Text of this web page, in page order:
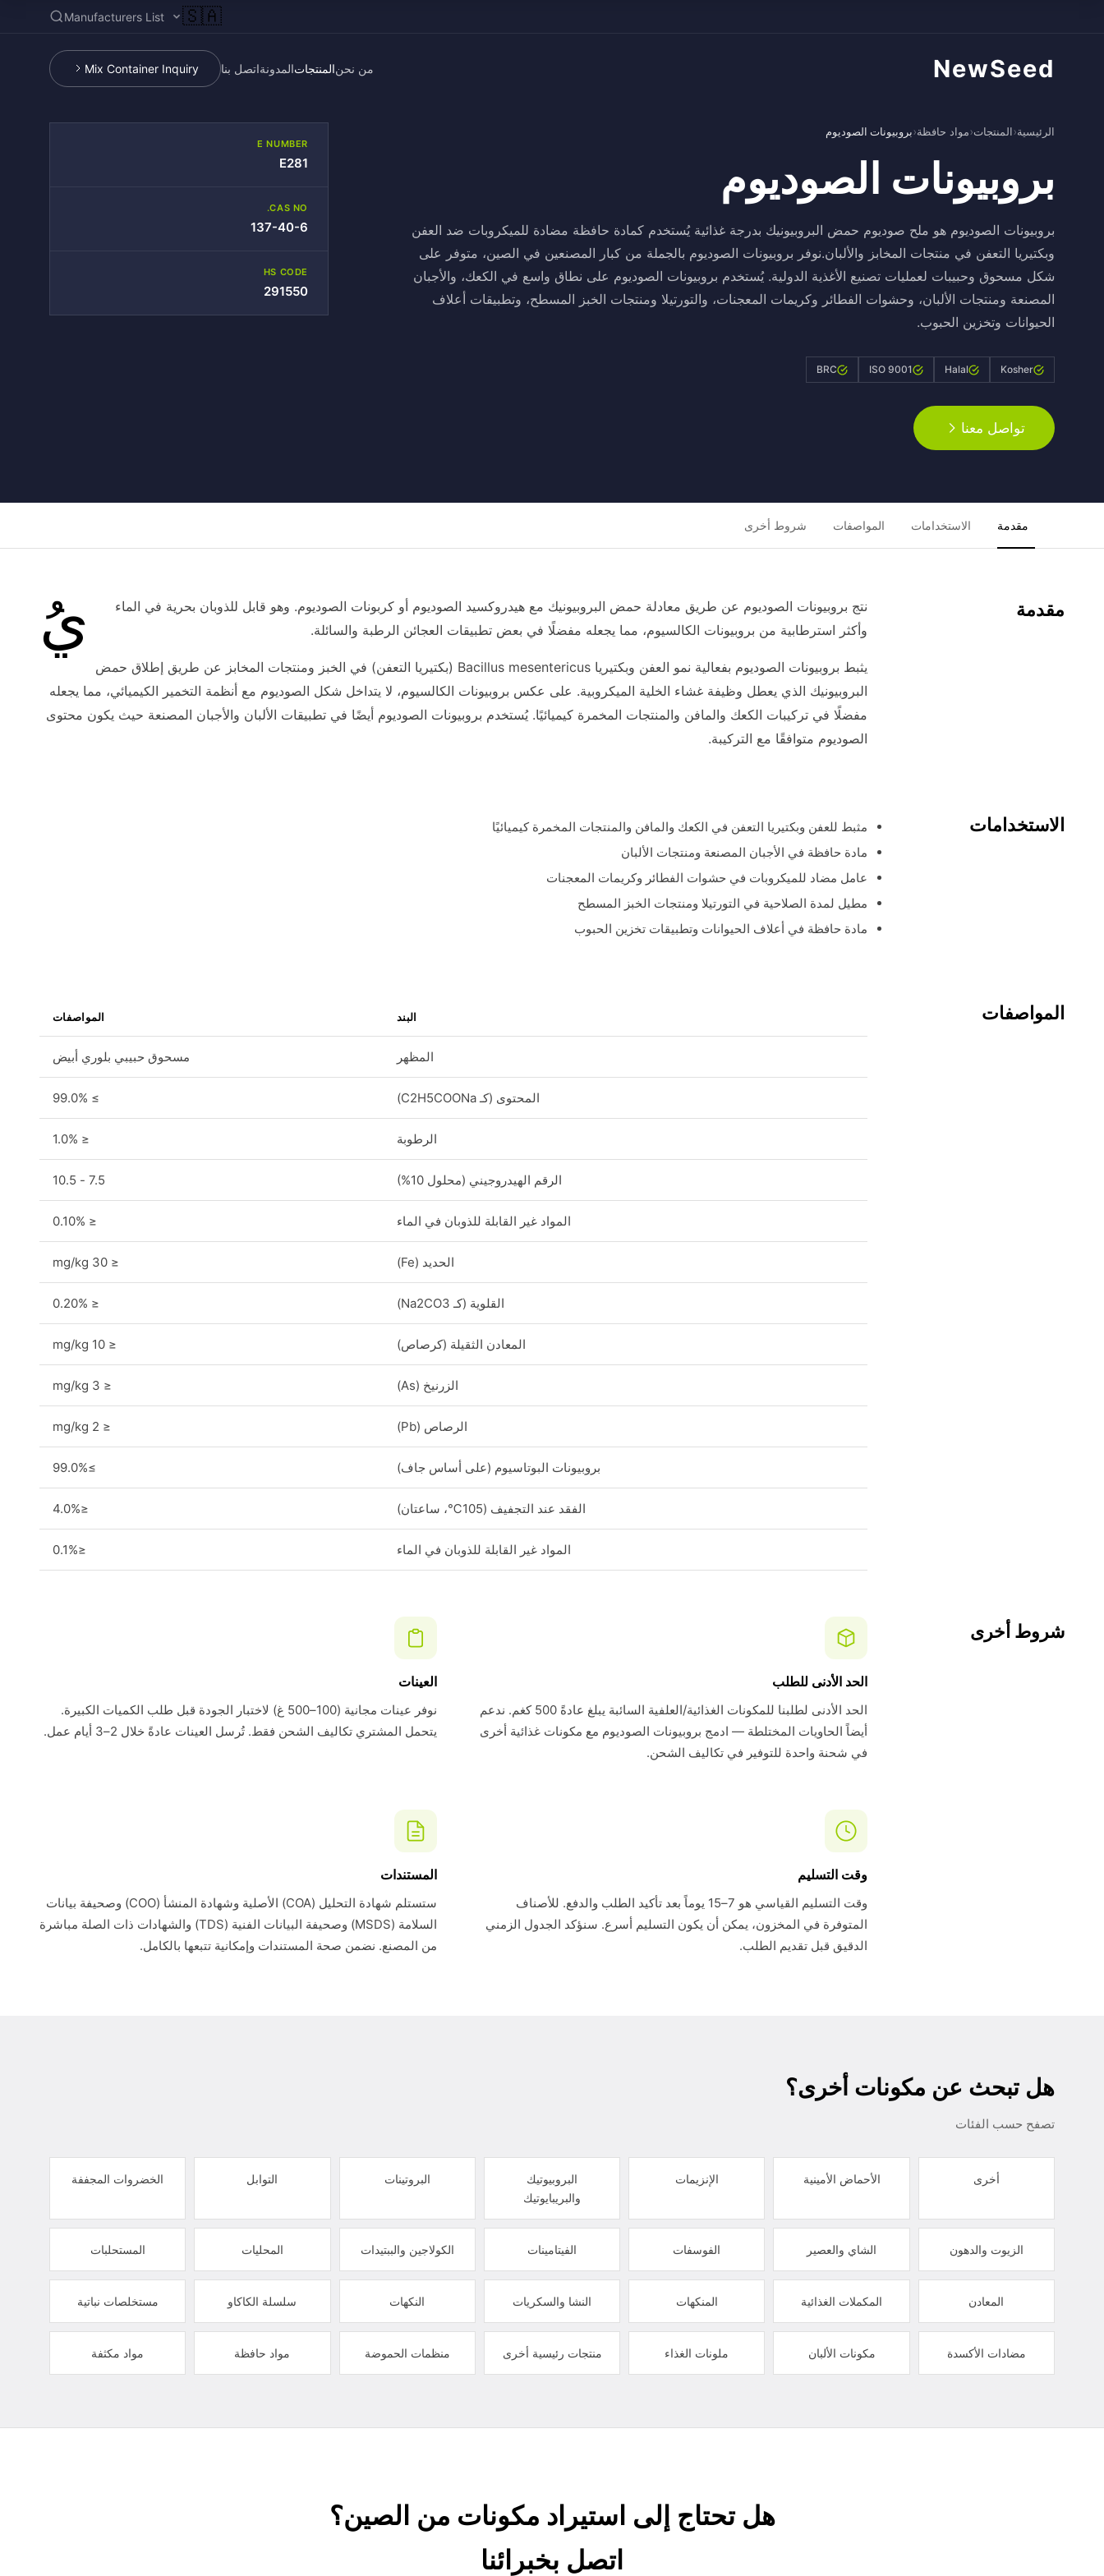
🇸🇦
Manufacturers List
NewSeed من نحنالمنتجاتالمدونةاتصل بنا Mix Container Inquiry
الرئيسية›المنتجات›مواد حافظة›بروبيونات الصوديوم
بروبيونات الصوديوم
بروبيونات الصوديوم هو ملح صوديوم حمض البروبيونيك بدرجة غذائية يُستخدم كمادة حافظة مضادة للميكروبات ضد العفن
وبكتيريا التعفن في منتجات المخابز والألبان.نوفر بروبيونات الصوديوم بالجملة من كبار المصنعين في الصين، متوفر على
شكل مسحوق وحبيبات لعمليات تصنيع الأغذية الدولية. يُستخدم بروبيونات الصوديوم على نطاق واسع في الكعك، والأجبان
المصنعة ومنتجات الألبان، وحشوات الفطائر وكريمات المعجنات، والتورتيلا ومنتجات الخبز المسطح، وتطبيقات أعلاف
الحيوانات وتخزين الحبوب.
Kosher
Halal
ISO 9001
BRC
تواصل معنا
E NUMBER
E281
CAS NO.
137-40-6
HS CODE
291550
مقدمة الاستخدامات المواصفات شروط أخرى
مقدمة يُ
نتج بروبيونات الصوديوم عن طريق معادلة حمض البروبيونيك مع هيدروكسيد الصوديوم أو كربونات الصوديوم. وهو قابل للذوبان بحرية في الماء
وأكثر استرطابية من بروبيونات الكالسيوم، مما يجعله مفضلًا في بعض تطبيقات العجائن الرطبة والسائلة.
يثبط بروبيونات الصوديوم بفعالية نمو العفن وبكتيريا Bacillus mesentericus (بكتيريا التعفن) في الخبز ومنتجات المخابز عن طريق إطلاق حمض
البروبيونيك الذي يعطل وظيفة غشاء الخلية الميكروبية. على عكس بروبيونات الكالسيوم، لا يتداخل شكل الصوديوم مع أنظمة التخمير الكيميائي، مما يجعله
مفضلًا في تركيبات الكعك والمافن والمنتجات المخمرة كيميائيًا. يُستخدم بروبيونات الصوديوم أيضًا في تطبيقات الألبان والأجبان المصنعة حيث يكون محتوى
الصوديوم متوافقًا مع التركيبة.
الاستخدامات
مثبط للعفن وبكتيريا التعفن في الكعك والمافن والمنتجات المخمرة كيميائيًا
مادة حافظة في الأجبان المصنعة ومنتجات الألبان
عامل مضاد للميكروبات في حشوات الفطائر وكريمات المعجنات
مطيل لمدة الصلاحية في التورتيلا ومنتجات الخبز المسطح
مادة حافظة في أعلاف الحيوانات وتطبيقات تخزين الحبوب
المواصفات البند المواصفات
المظهر مسحوق حبيبي بلوري أبيض
المحتوى (كـ C2H5COONa) ≥ 99.0%
الرطوبة ≤ 1.0%
الرقم الهيدروجيني (محلول 10%) 7.5 - 10.5
المواد غير القابلة للذوبان في الماء ≤ 0.10%
الحديد (Fe) ≤ 30 mg/kg
القلوية (كـ Na2CO3) ≤ 0.20%
المعادن الثقيلة (كرصاص) ≤ 10 mg/kg
الزرنيخ (As) ≤ 3 mg/kg
الرصاص (Pb) ≤ 2 mg/kg
بروبيونات البوتاسيوم (على أساس جاف) ≥99.0%
الفقد عند التجفيف (105℃، ساعتان) ≤4.0%
المواد غير القابلة للذوبان في الماء ≤0.1%
شروط أخرى
الحد الأدنى للطلب
الحد الأدنى لطلبنا للمكونات الغذائية/العلفية السائبة يبلغ عادةً 500 كغم. ندعم
أيضاً الحاويات المختلطة — ادمج بروبيونات الصوديوم مع مكونات غذائية أخرى
في شحنة واحدة للتوفير في تكاليف الشحن.
العينات
نوفر عينات مجانية (100–500 غ) لاختبار الجودة قبل طلب الكميات الكبيرة.
يتحمل المشتري تكاليف الشحن فقط. تُرسل العينات عادةً خلال 2–3 أيام عمل.
وقت التسليم
وقت التسليم القياسي هو 7–15 يوماً بعد تأكيد الطلب والدفع. للأصناف
المتوفرة في المخزون، يمكن أن يكون التسليم أسرع. سنؤكد الجدول الزمني
الدقيق قبل تقديم الطلب.
المستندات
ستستلم شهادة التحليل (COA) الأصلية وشهادة المنشأ (COO) وصحيفة بيانات
السلامة (MSDS) وصحيفة البيانات الفنية (TDS) والشهادات ذات الصلة مباشرة
من المصنع. نضمن صحة المستندات وإمكانية تتبعها بالكامل.
هل تبحث عن مكونات أخرى؟
تصفح حسب الفئات
أخرى الأحماض الأمينية الإنزيمات
البروبيوتيك
والبريبايوتيك
البروتينات التوابل الخضروات المجففة
الزيوت والدهون الشاي والعصير الفوسفات الفيتامينات الكولاجين والببتيدات المحليات المستحلبات
المعادن المكملات الغذائية المنكهات النشا والسكريات النكهات سلسلة الكاكاو مستخلصات نباتية
مضادات الأكسدة مكونات الألبان ملونات الغذاء منتجات رئيسية أخرى منظمات الحموضة مواد حافظة مواد مكثفة
هل تحتاج إلى استيراد مكونات من الصين؟
اتصل بخبرائنا